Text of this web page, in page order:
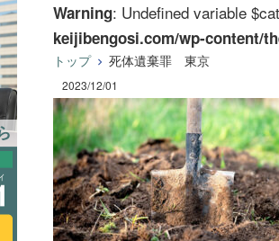
Warning: Undefined variable
keijibengosi.com/wp-content/
トップ 死体遺棄罪 東京
2023/12/01